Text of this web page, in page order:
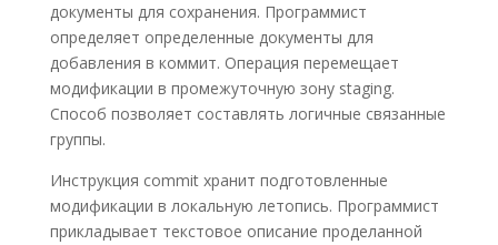
документы для сохранения. Программист
определяет определенные документы для
добавления в коммит. Операция перемещает
модификации в промежуточную зону staging.
Способ позволяет составлять логичные связанные
группы.
Инструкция commit хранит подготовленные
модификации в локальную летопись. Программист
прикладывает текстовое описание проделанной